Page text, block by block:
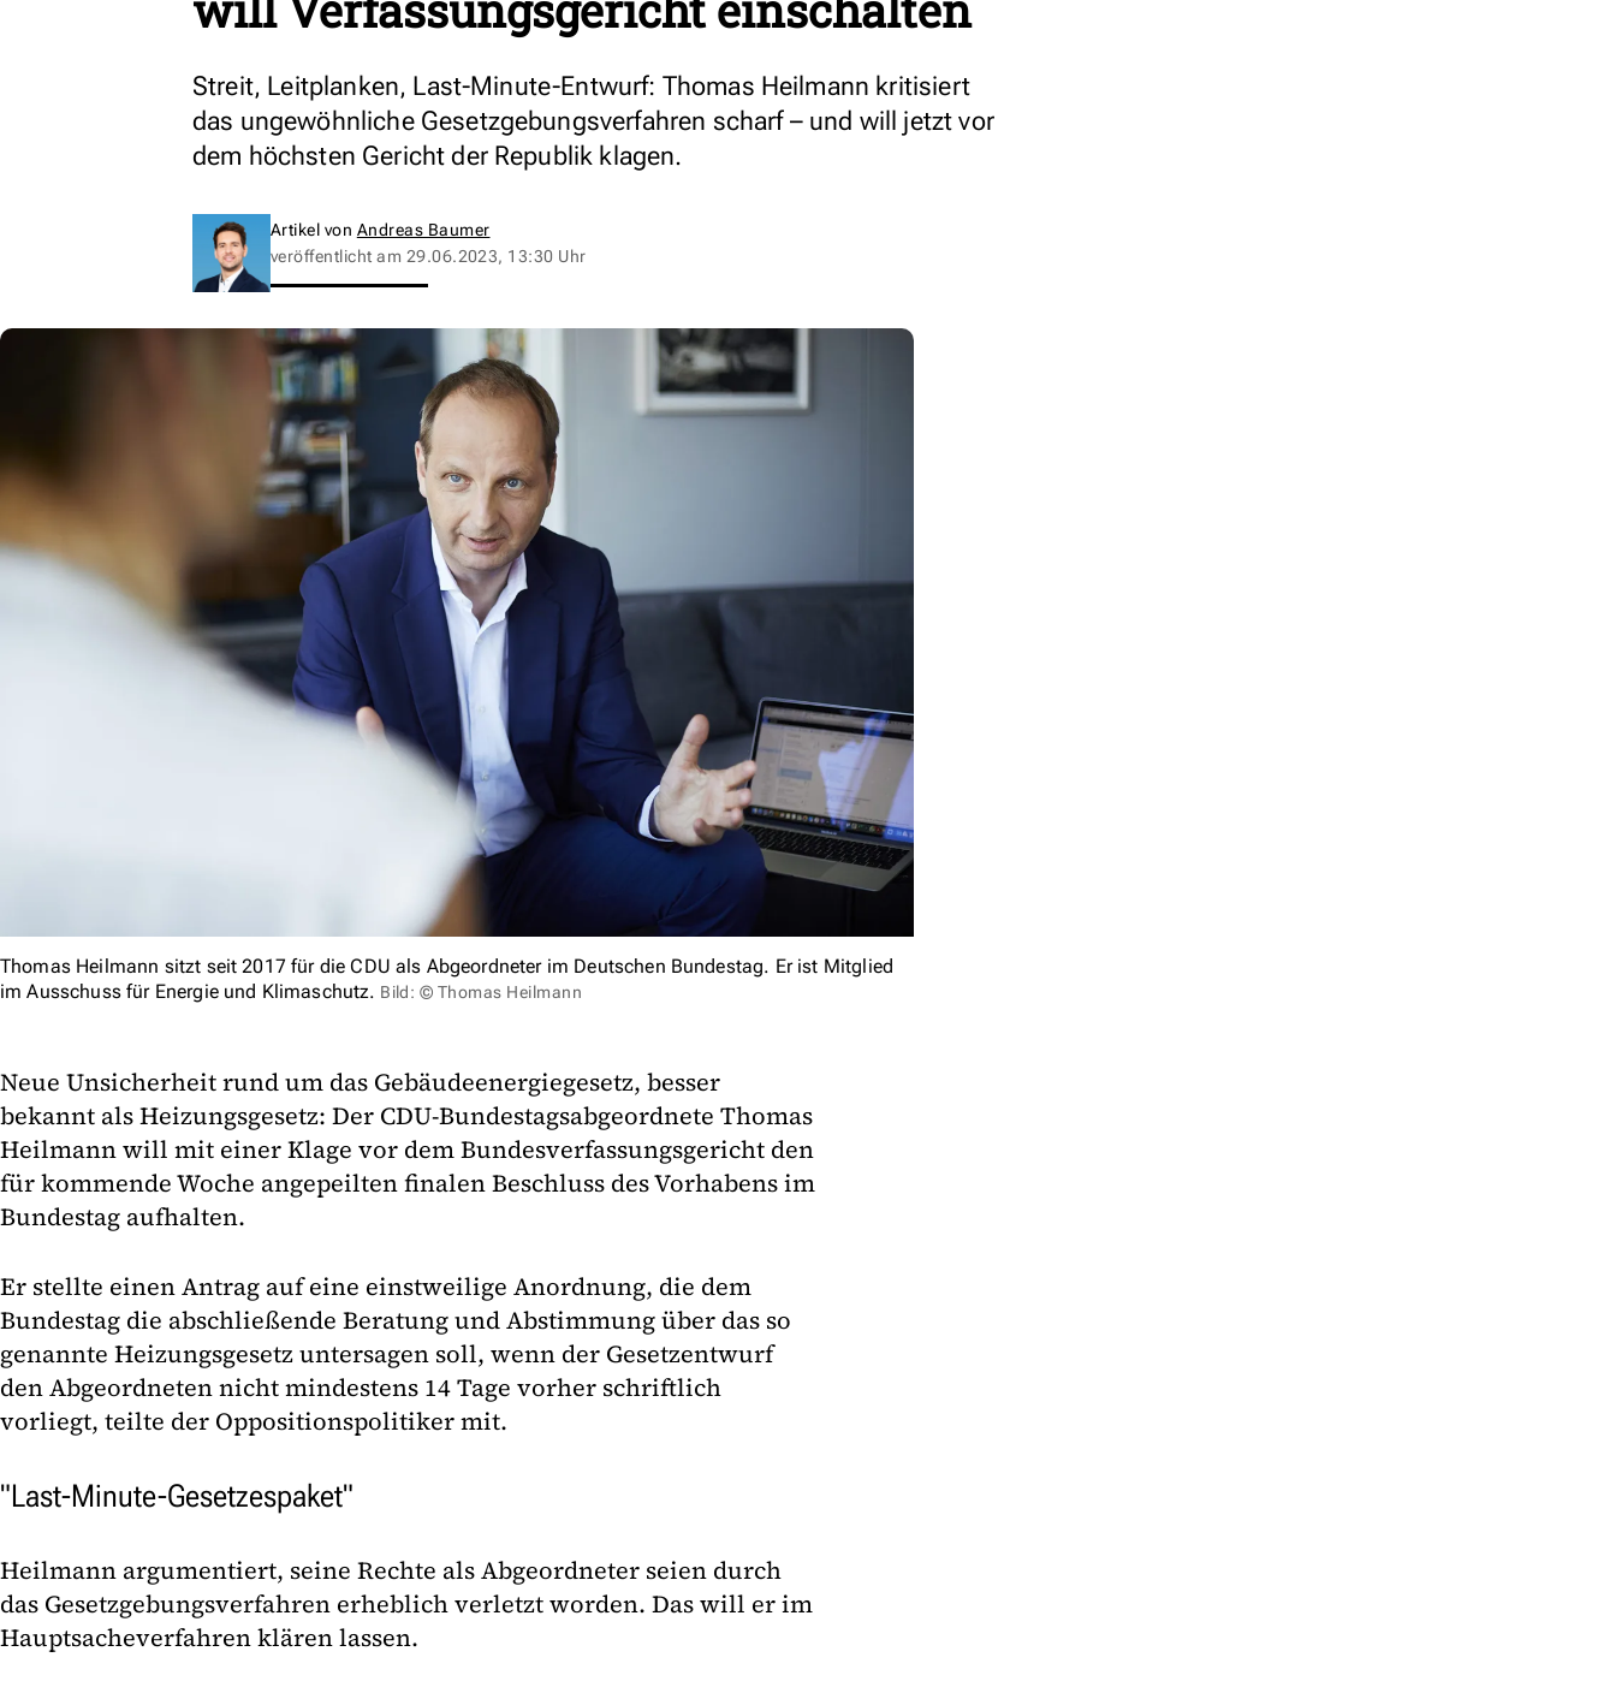
Streit, Leitplanken, Last-Minute-Entwurf: Thomas Heilmann kritisiert
das ungewöhnliche Gesetzgebungsverfahren scharf – und will jetzt vor
dem höchsten Gericht der Republik klagen.
Artikel von Andreas Baumer
veröffentlicht am 29.06.2023, 13:30 Uhr
Thomas Heilmann sitzt seit 2017 für die CDU als Abgeordneter im Deutschen Bundestag. Er ist Mitglied
im Ausschuss für Energie und Klimaschutz. Bild: © Thomas Heilmann
Neue Unsicherheit rund um das Gebäudeenergiegesetz, besser
bekannt als Heizungsgesetz: Der CDU-Bundestagsabgeordnete Thomas
Heilmann will mit einer Klage vor dem Bundesverfassungsgericht den
für kommende Woche angepeilten finalen Beschluss des Vorhabens im
Bundestag aufhalten.
Er stellte einen Antrag auf eine einstweilige Anordnung, die dem
Bundestag die abschließende Beratung und Abstimmung über das so
genannte Heizungsgesetz untersagen soll, wenn der Gesetzentwurf
den Abgeordneten nicht mindestens 14 Tage vorher schriftlich
vorliegt, teilte der Oppositionspolitiker mit.
"Last-Minute-Gesetzespaket"
Heilmann argumentiert, seine Rechte als Abgeordneter seien durch
das Gesetzgebungsverfahren erheblich verletzt worden. Das will er im
Hauptsacheverfahren klären lassen.